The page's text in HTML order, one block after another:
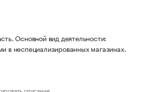
Основной вид деятельности:
в неспециализированных магазинах.
описание